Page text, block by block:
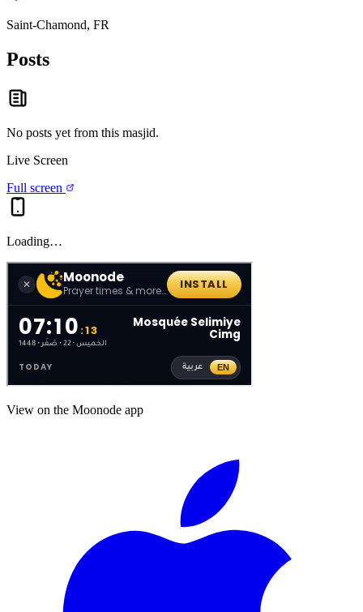
Saint-Chamond, FR
Posts
No posts yet from this masjid.
Live Screen
Full screen
Loading…
View on the Moonode app